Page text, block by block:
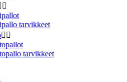

tarvikkeet
 
tarvikkeet